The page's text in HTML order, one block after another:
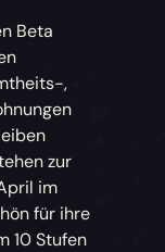
Beta
,
zur
im
für ihre
10 Stufen